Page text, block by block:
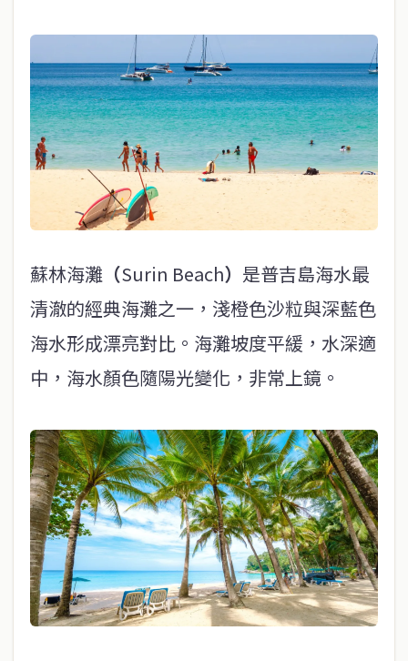
蘇林海灘 （Surin Beach） 是普吉島海水最
清澈的經典海灘之一，淺橙色沙粒與深藍色
海水形成漂亮對比。海灘坡度平緩，水深適
中，海水顏色隨陽光變化，非常上鏡。